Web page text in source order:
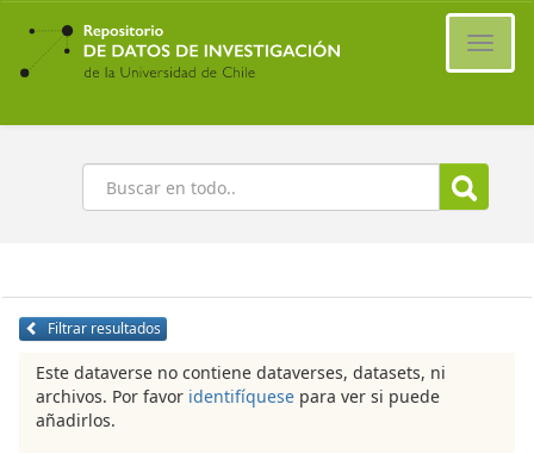
Ir
contenido
principal
Buscar
Filtrar resultados
Este dataverse no contiene dataverses, datasets, ni
archivos. Por favor identifíquese para ver si puede
añadirlos.